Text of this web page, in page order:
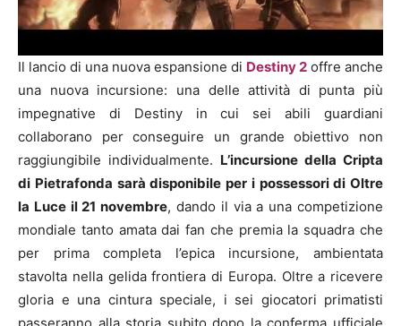
Il lancio di una nuova espansione di Destiny 2 offre anche
una nuova incursione: una delle attività di punta più
impegnative di Destiny in cui sei abili guardiani
collaborano per conseguire un grande obiettivo non
raggiungibile individualmente. L’incursione della Cripta
di Pietrafonda sarà disponibile per i possessori di Oltre
la Luce il 21 novembre, dando il via a una competizione
mondiale tanto amata dai fan che premia la squadra che
per prima completa l’epica incursione, ambientata
stavolta nella gelida frontiera di Europa. Oltre a ricevere
gloria e una cintura speciale, i sei giocatori primatisti